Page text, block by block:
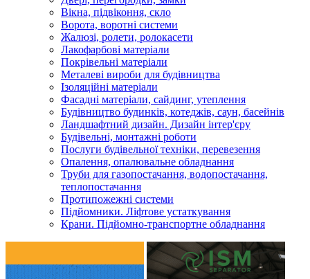
Вікна, підвіконня, скло
Ворота, воротні системи
Жалюзі, ролети, ролокасети
Лакофарбові матеріали
Покрівельні матеріали
Металеві вироби для будівництва
Ізоляційні матеріали
Фасадні матеріали, сайдинг, утеплення
Будівництво будинків, котеджів, саун, басейнів
Ландшафтний дизайн. Дизайн інтер'єру
Будівельні, монтажні роботи
Послуги будівельної техніки, перевезення
Опалення, опалювальне обладнання
Труби для газопостачання, водопостачання,
теплопостачання
Протипожежні системи
Підйомники. Ліфтове устаткування
Крани. Підйомно-транспортне обладнання